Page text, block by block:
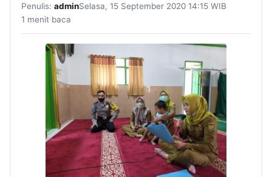
Penulis: adminSelasa, 15 September 2020 14:15 WIB
1 menit baca